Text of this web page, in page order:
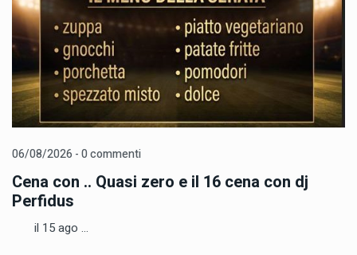
06/08/2026 - 0 commenti
Cena con .. Quasi zero e il 16 cena con dj
Perfidus
il 15 ago ...